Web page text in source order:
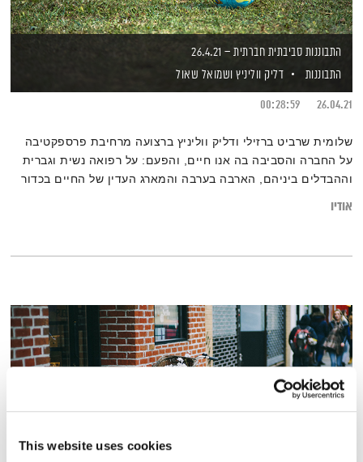
This website uses cookies
התבוננות סביבתית חברתית – 26.4.21
התבוננות
דליק ווליניץ ושמואל שאול
26.04.21
00:28:59
שלומית שרביט ברזילי ודליק ווליניץ ברצועה מרחיבת פרספקטיבה
על החברה והסביבה בה אנו חיים, והפעם: על רפואה נשית וגברית
וההבדלים ביניהם, הארבה בערבה והמארג העדין של החיים בכדור
אודיו